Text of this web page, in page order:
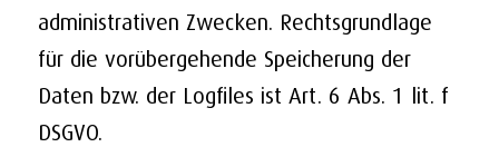
administrativen Zwecken. Rechtsgrundlage
für die vorübergehende Speicherung der
Daten bzw. der Logfiles ist Art. 6 Abs. 1 lit. f
DSGVO.